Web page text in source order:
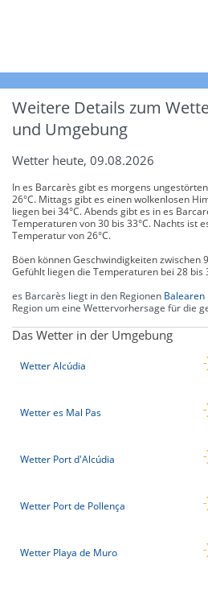
Weitere Details zum
und Umgebung
Wetter heute, 09.08.2026
In es Barcarès gibt es morgens
26°C. Mittags gibt es einen wolkenlosen
liegen bei 34°C. Abends gibt es in es
Temperaturen von 30 bis 33°C. Nachts ist
Temperatur von 26°C.
Böen können Geschwindigkeiten zwischen
Gefühlt liegen die Temperaturen bei 28 bis
es Barcarès liegt in den Regionen Balearen
Region um eine Wettervorhersage für die
Das Wetter in der Umgebung
Wetter Alcúdia
Wetter es Mal Pas
Wetter Port d'Alcúdia
Wetter Port de Pollença
Wetter Playa de Muro